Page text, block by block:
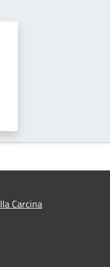
Carcina